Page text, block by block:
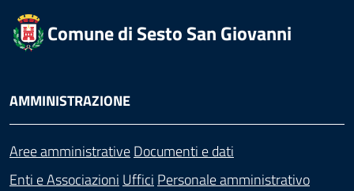
Comune di Sesto San Giovanni
AMMINISTRAZIONE
Aree amministrativeDocumenti e dati
Enti e Associazioni Uffici Personale amministrativo